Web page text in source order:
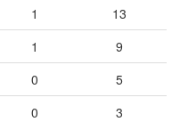
1
13
1
9
0
5
0
3